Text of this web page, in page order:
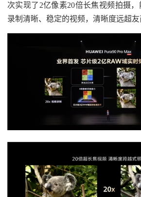
次实现了2亿像素20倍长焦视频拍摄
录制清晰、稳定的视频，清晰度远超友